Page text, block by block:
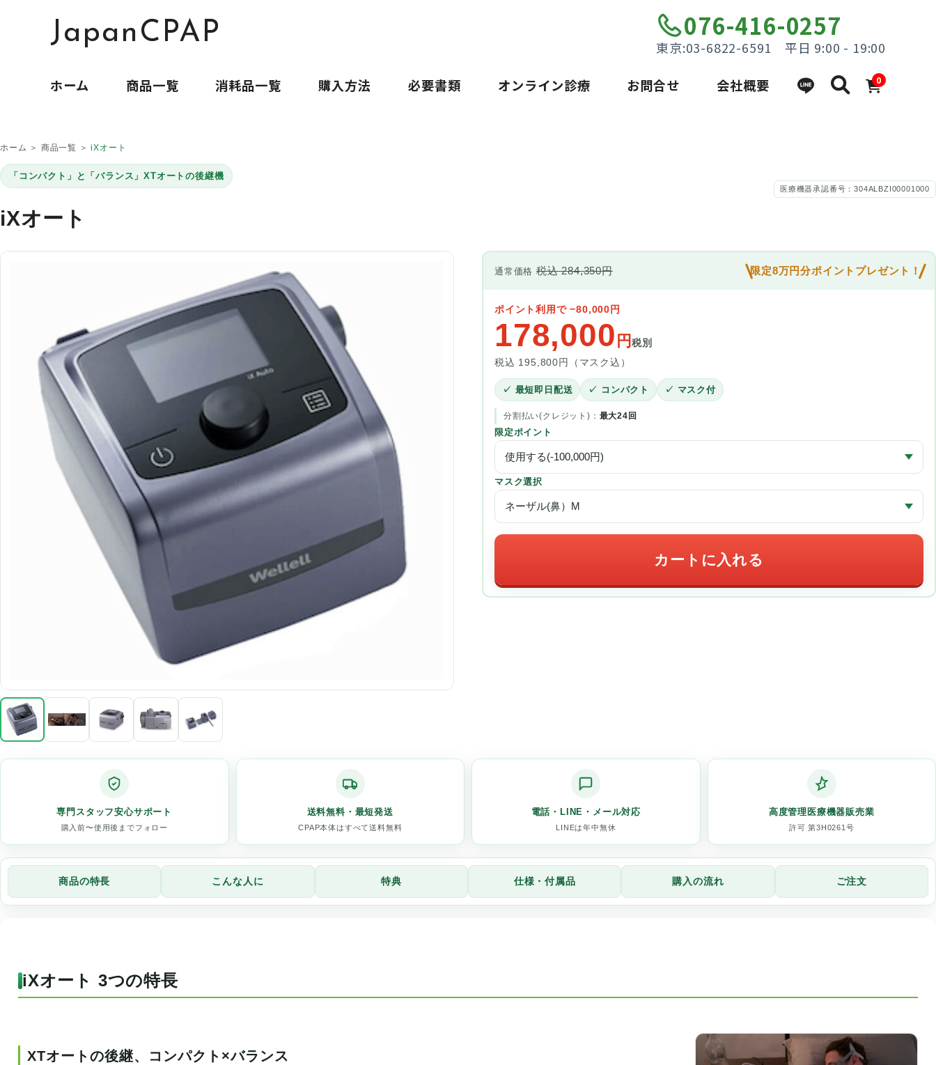
JapanCPAP 076-416-0257
東京:03-6822-6591 平日 9:00 - 19:00
0
ホーム 商品一覧 消耗品一覧 購入方法 必要書類 オンライン診療 お問合せ 会社概要
ホーム ＞ 商品一覧 ＞iXオート
「コンパクト」と「バランス」XTオートの後継機
iXオート
医療機器承認番号：304ALBZI00001000
通常価格 税込 284,350円 限定8万円分ポイントプレゼント！
ポイント利用で −80,000円
178,000 円税別
税込 195,800円（マスク込）
✓ 最短即日配送 ✓ コンパクト ✓ マスク付
分割払い(クレジット)： 最大24回
限定ポイント
マスク選択
カートに入れる
専門スタッフ安心サポート
購入前〜使用後までフォロー
送料無料・最短発送
CPAP本体はすべて送料無料
電話・LINE・メール対応
LINEは年中無休
高度管理医療機器販売業
許可 第3H0261号
商品の特長 こんな人に 特典 仕様・付属品 購入の流れ ご注文
iXオート 3つの特長
XTオートの後継、コンパクト×バランス